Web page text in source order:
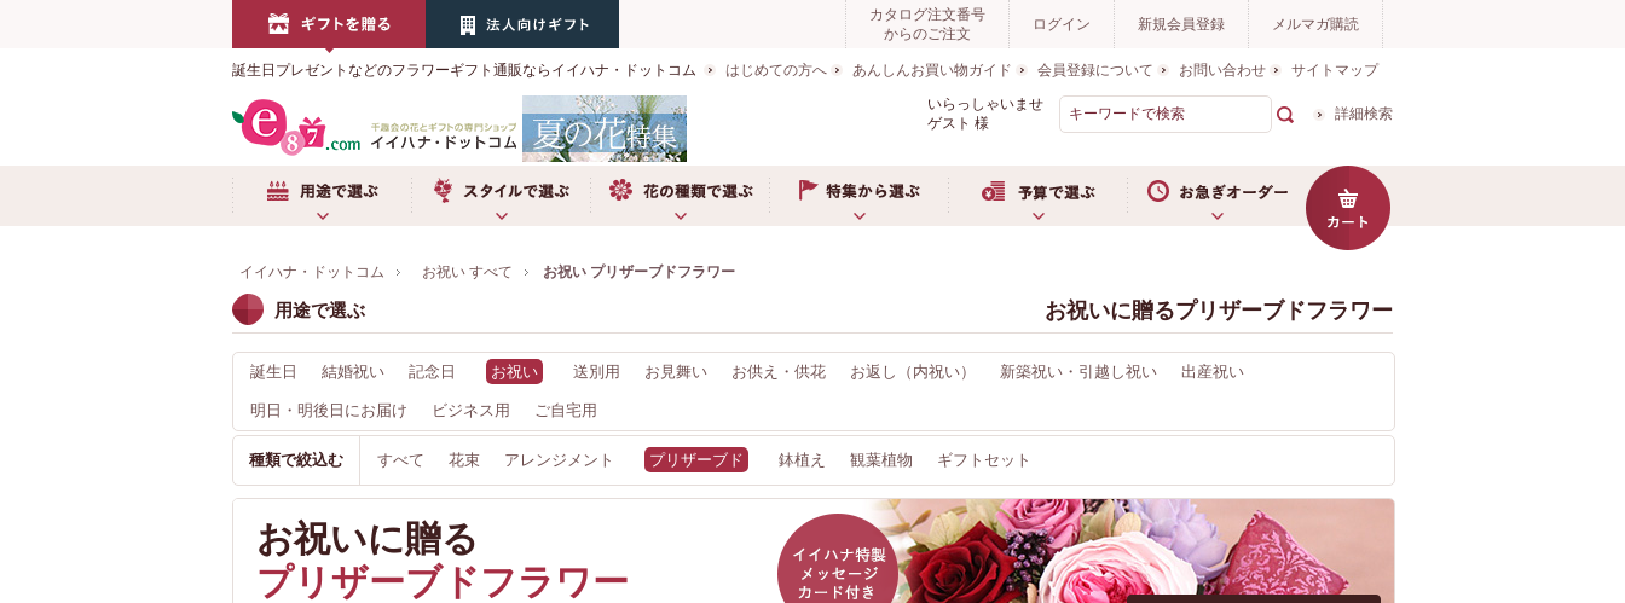
カタログ注文番号
からのご注文
ログイン 新規会員登録 メルマガ購読
誕生日プレゼントなどのフラワーギフト通販ならイイハナ・ドットコム はじめての方へ あんしんお買い物ガイド 会員登録について お問い合わせ
サイトマップ
いらっしゃいませ
ゲスト 様
詳細検索
イイハナ・ドットコム お祝い すべて お祝い プリザーブドフラワー
用途で選ぶ お祝いに贈るプリザーブドフラワー
誕生日 結婚祝い 記念日 お祝い 送別用 お見舞い お供え・供花 お返し（内祝い） 新築祝い・引越し祝い 出産祝い
明日・明後日にお届け ビジネス用 ご自宅用
種類で絞込む すべて 花束 アレンジメント プリザーブド 鉢植え 観葉植物 ギフトセット
お祝いに贈る
プリザーブドフラワー